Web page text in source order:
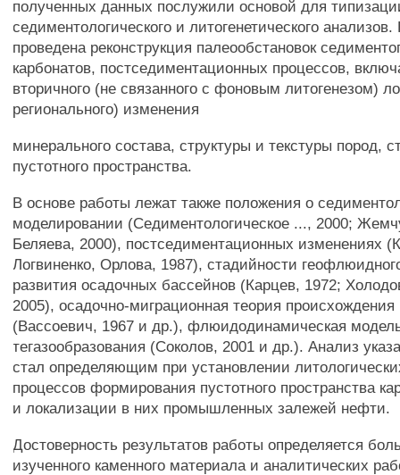
полученных данных послужили основой для
седиментологического и литогенетического
проведена реконструкция палеообстановок
карбонатов, постседиментационных процессов,
вторичного (не связанного с фоновым литогенезом)
регионального) изменения
минерального состава, структуры и текстуры пород,
пустотного пространства.
В основе работы лежат также положения о
моделировании (Седиментологическое ..., 2000;
Беляева, 2000), постседиментационных изменениях
Логвиненко, Орлова, 1987), стадийности
развития осадочных бассейнов (Карцев, 1972;
2005), осадочно-миграционная теория
(Вассоевич, 1967 и др.), флюидодинамическая
тегазообразования (Соколов, 2001 и др.). Анализ
стал определяющим при установлении
процессов формирования пустотного пространства
и локализации в них промышленных залежей нефти.
Достоверность результатов работы определяется
изученного каменного материала и аналитических